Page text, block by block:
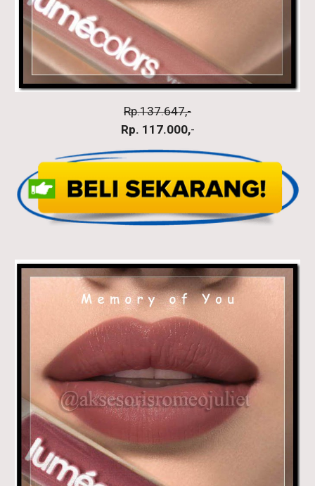
Rp.137.647,-
Rp. 117.000,-